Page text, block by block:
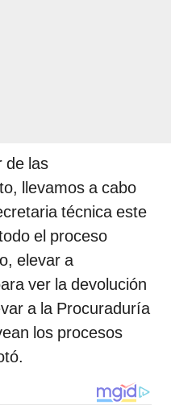
de las
llevamos a cabo
técnica este
el proceso
elevar a
ver la devolución
a la Procuraduría
los procesos